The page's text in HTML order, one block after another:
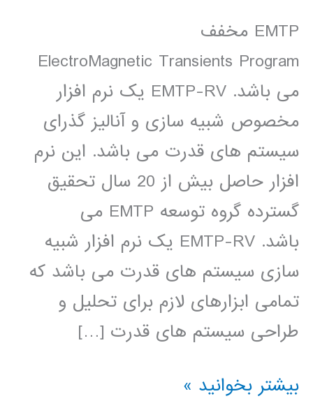
EMTP مخفف
ElectroMagnetic Transients Program
می باشد. EMTP-RV یک نرم افزار
مخصوص شبیه سازی و آنالیز گذرای
سیستم های قدرت می باشد. این نرم
افزار حاصل بیش از 20 سال تحقیق
گسترده گروه توسعه EMTP می
باشد. EMTP-RV یک نرم افزار شبیه
سازی سیستم های قدرت می باشد که
تمامی ابزارهای لازم برای تحلیل و
طراحی سیستم های قدرت […]
فیلم
بیشتر بخوانید »